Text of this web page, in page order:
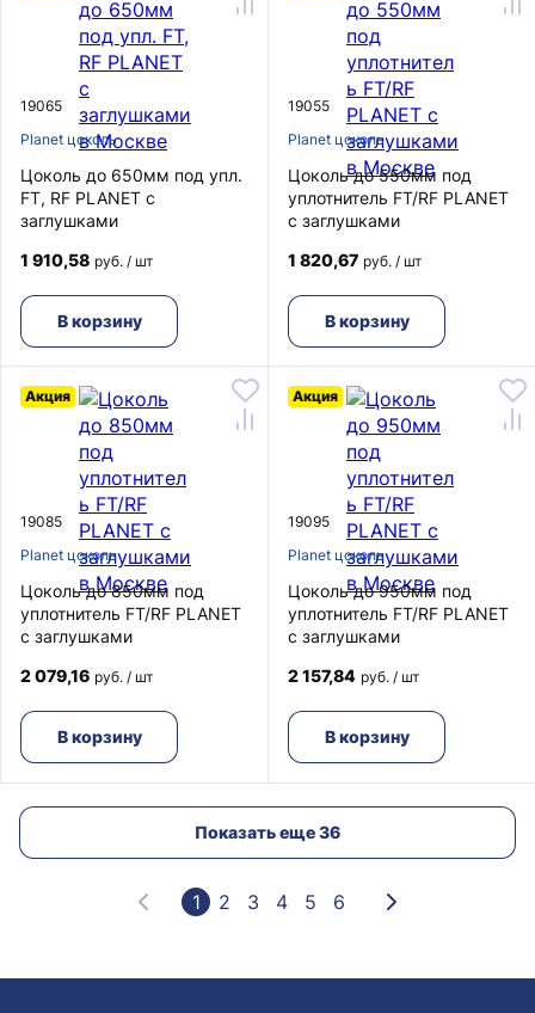
19065
Planet цоколь
Цоколь до 650мм под упл.
FT, RF PLANET с
заглушками
1 910,58 руб. / шт
В корзину
19055
Planet цоколь
Цоколь до 550мм под
уплотнитель FT/RF PLANET
с заглушками
1 820,67 руб. / шт
В корзину
19085
Planet цоколь
Акция
Цоколь до 850мм под
уплотнитель FT/RF PLANET
с заглушками
2 079,16 руб. / шт
В корзину
19095
Planet цоколь
Акция
Цоколь до 950мм под
уплотнитель FT/RF PLANET
с заглушками
2 157,84 руб. / шт
В корзину
Показать еще 36
1 2 3 4 5 6